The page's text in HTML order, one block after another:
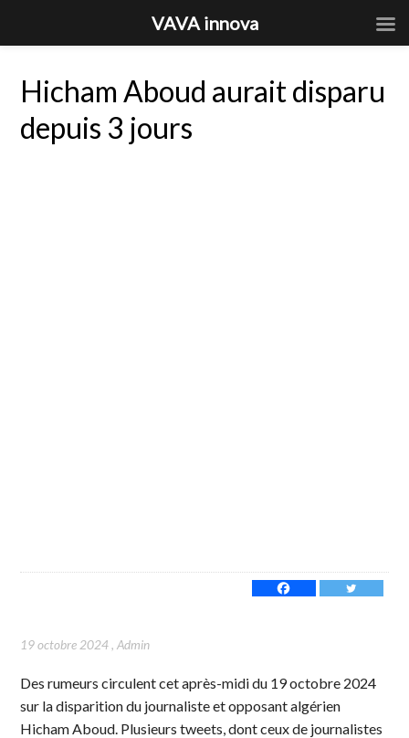
Hicham Aboud aurait disparu
depuis 3 jours
19 octobre 2024,Admin
Des rumeurs circulent cet après-midi du 19 octobre 2024
sur la disparition du journaliste et opposant algérien
Hicham Aboud. Plusieurs tweets, dont ceux de journalistes
VAVA innova